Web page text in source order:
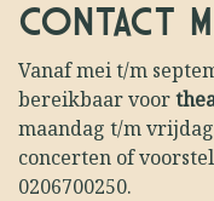
CONTACT
Vanaf mei t/m
bereikbaar voor
maandag t/m
concerten of
0206700250.